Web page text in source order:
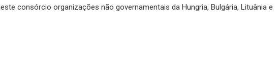
consórcio organizações não governamentais da Hungria, Bulgária, Lituânia e